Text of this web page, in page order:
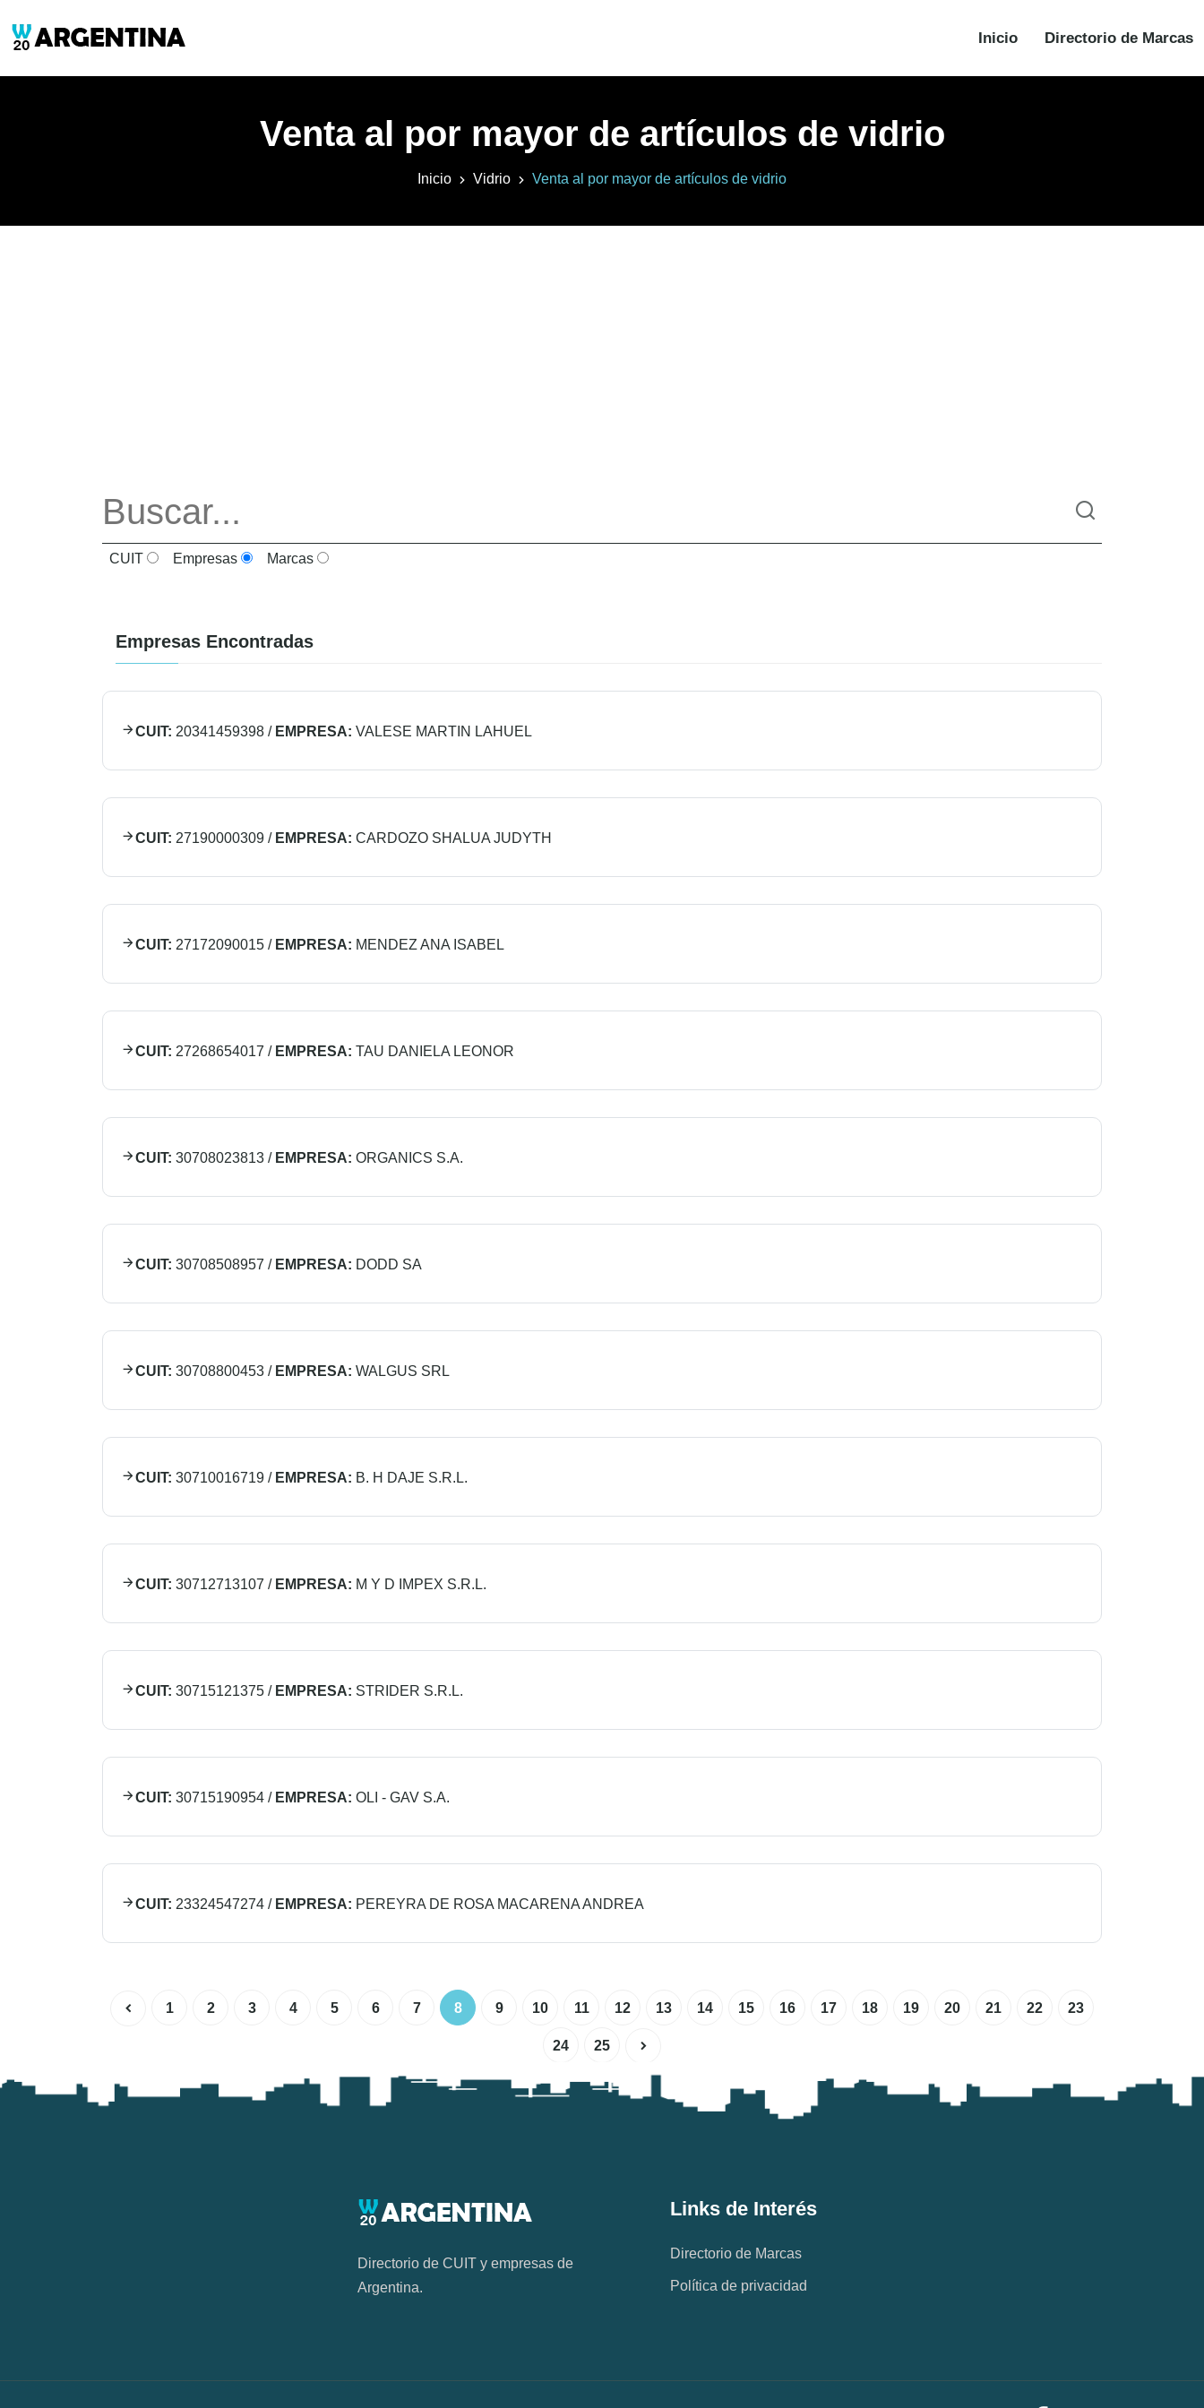
Inicio Directorio de Marcas
Venta al por mayor de artículos de vidrio
Inicio Vidrio Venta al por mayor de artículos de vidrio
CUIT Empresas Marcas
Empresas Encontradas
CUIT: 20341459398 / EMPRESA: VALESE MARTIN LAHUEL
CUIT: 27190000309 / EMPRESA: CARDOZO SHALUA JUDYTH
CUIT: 27172090015 / EMPRESA: MENDEZ ANA ISABEL
CUIT: 27268654017 / EMPRESA: TAU DANIELA LEONOR
CUIT: 30708023813 / EMPRESA: ORGANICS S.A.
CUIT: 30708508957 / EMPRESA: DODD SA
CUIT: 30708800453 / EMPRESA: WALGUS SRL
CUIT: 30710016719 / EMPRESA: B. H DAJE S.R.L.
CUIT: 30712713107 / EMPRESA: M Y D IMPEX S.R.L.
CUIT: 30715121375 / EMPRESA: STRIDER S.R.L.
CUIT: 30715190954 / EMPRESA: OLI - GAV S.A.
CUIT: 23324547274 / EMPRESA: PEREYRA DE ROSA MACARENA ANDREA
1 2 3 4 5 6 7 8 9 10 11 12 13 14 15 16 17 18 19 20 21 22 23
24 25
Directorio de CUIT y empresas de
Argentina.
Links de Interés
Directorio de Marcas
Política de privacidad